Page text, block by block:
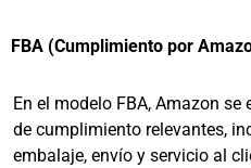
FBA (Cumplimiento por
En el modelo FBA, Amazon
de cumplimiento relevantes,
embalaje, envío y servicio al